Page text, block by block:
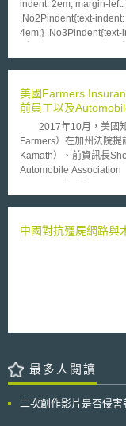
indent: 2em; margin-
.No2Pindent{text-
4em;} .No3Pindent{text-
Net（LQDN）等組織於
familiales，CNAF）所使用的
年起即慣於使用此系統
被列入清單並受調查，
的效率。 LQDN取得該系統的原始碼，並揭露其帶有歧視性質。該等組織說
明，CNAF所使用的評分
家長，與低收入、失業
否有資格獲得基本社會
人權組織同時呼籲，歐
止使用並審視其具有偏見
美國Farmers
前員工以及
2017年10月，美國知
Farmers）在加州法院
Kamath）、前資訊長
Automobile Association
起使用Guidewire
訊。Abedi前為Kamath
2017年10月對Auto Club
觀察。
中國對抗殭屍網路與
最多人閱讀
二次創作影片是否侵